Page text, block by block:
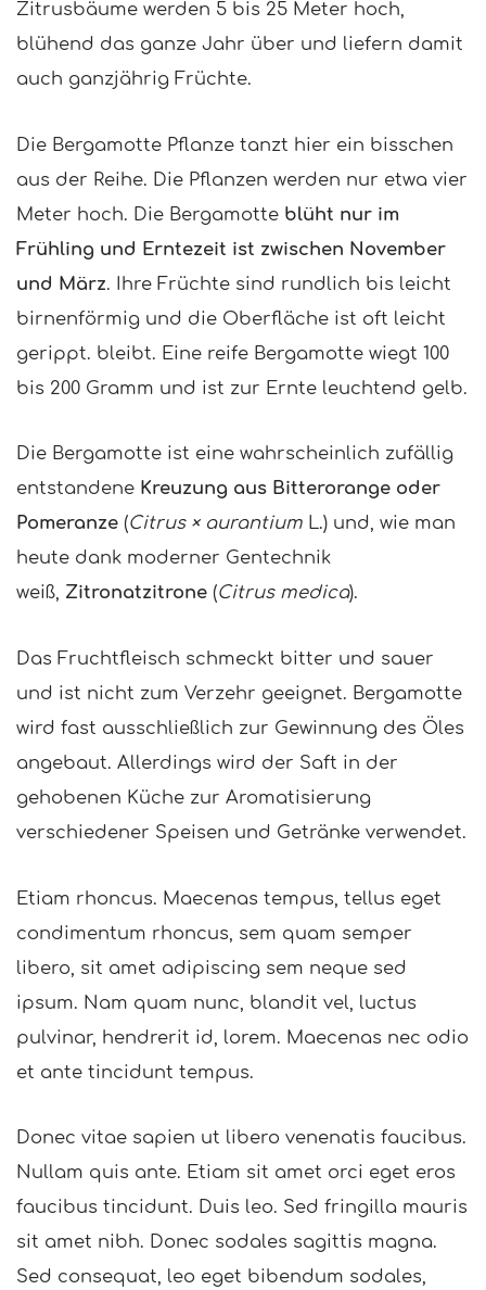
Zitrusbäume werden 5 bis 25 Meter hoch,
blühend das ganze Jahr über und liefern damit
auch ganzjährig Früchte.
Die Bergamotte Pflanze tanzt hier ein bisschen
aus der Reihe. Die Pflanzen werden nur etwa vier
Meter hoch. Die Bergamotte blüht nur im
Frühling und Erntezeit ist zwischen November
und März. Ihre Früchte sind rundlich bis leicht
birnenförmig und die Oberfläche ist oft leicht
gerippt. bleibt. Eine reife Bergamotte wiegt 100
bis 200 Gramm und ist zur Ernte leuchtend gelb.
Die Bergamotte ist eine wahrscheinlich zufällig
entstandene Kreuzung aus Bitterorange oder
Pomeranze (Citrus × aurantium L.) und, wie man
heute dank moderner Gentechnik
weiß, Zitronatzitrone (Citrus medica).
Das Fruchtfleisch schmeckt bitter und sauer
und ist nicht zum Verzehr geeignet. Bergamotte
wird fast ausschließlich zur Gewinnung des Öles
angebaut. Allerdings wird der Saft in der
gehobenen Küche zur Aromatisierung
verschiedener Speisen und Getränke verwendet.
Etiam rhoncus. Maecenas tempus, tellus eget
condimentum rhoncus, sem quam semper
libero, sit amet adipiscing sem neque sed
ipsum. Nam quam nunc, blandit vel, luctus
pulvinar, hendrerit id, lorem. Maecenas nec odio
et ante tincidunt tempus.
Donec vitae sapien ut libero venenatis faucibus.
Nullam quis ante. Etiam sit amet orci eget eros
faucibus tincidunt. Duis leo. Sed fringilla mauris
sit amet nibh. Donec sodales sagittis magna.
Sed consequat, leo eget bibendum sodales,